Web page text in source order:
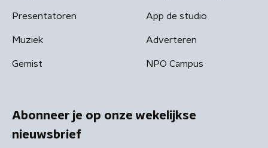
Presentatoren
Muziek
Gemist
App de studio
Adverteren
NPO Campus
Abonneer je op onze wekelijkse
nieuwsbrief